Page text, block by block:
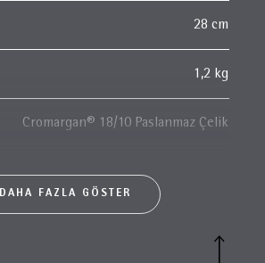
28 cm
1,2 kg
Cromargan® 18/10 Paslanmaz Çelik
DAHA FAZLA GÖSTER